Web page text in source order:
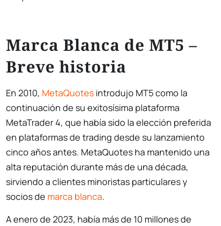
Marca Blanca de MT5 –
Breve historia
En 2010, MetaQuotes introdujo MT5 como la
continuación de su exitosísima plataforma
MetaTrader 4, que había sido la elección preferida
en plataformas de trading desde su lanzamiento
cinco años antes. MetaQuotes ha mantenido una
alta reputación durante más de una década,
sirviendo a clientes minoristas particulares y
socios de marca blanca.
A enero de 2023, había más de 10 millones de